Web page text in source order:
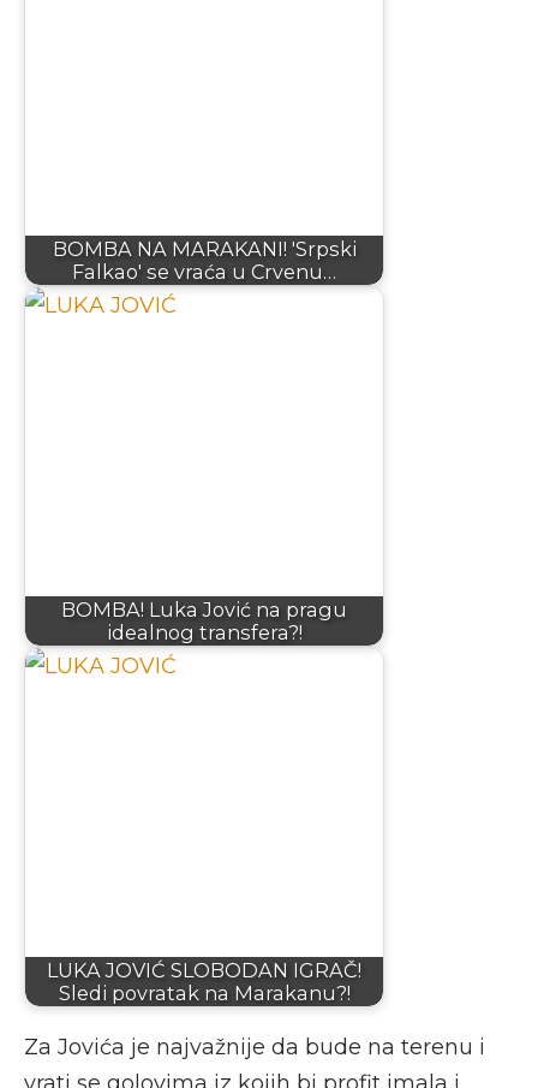
BOMBA NA MARAKANI! 'Srpski
Falkao' se vraća u Crvenu…
BOMBA! Luka Jović na pragu
idealnog transfera?!
LUKA JOVIĆ SLOBODAN IGRAČ!
Sledi povratak na Marakanu?!
Za Jovića je najvažnije da bude na terenu i
vrati se golovima iz kojih bi profit imala i